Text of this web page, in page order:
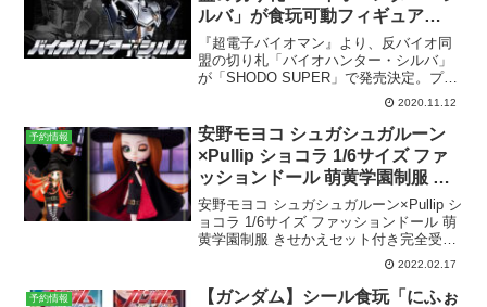
ルバ」が食玩可動フィギュア
「SHODO SUPER」から発売決
定。2021年4月発送予定。【プレ
ミアムバンダイ限定】
『超電子バイオマン』より、反バイオ同
盟の切り札「バイオハンター・シルバ」
が「SHODO SUPER」で発売決定。プレ
ミアムバンダイで予約受付受付中。プレ
ミアムバンダイ限定。SHODO SUPERに
バイオハンター・シルバが登場！SHODO
S...
2020.11.12
予約情報
安野モヨコ シュガシュガルーン
×Pullip ショコラ 1/6サイズ ファ
ッションドール 萌黄学園制服 き
せかえセット付き
安野モヨコ シュガシュガルーン×Pullip シ
ョコラ 1/6サイズ ファッションドール 萌
黄学園制服 きせかえセット付き完全受注
販売：3/15（火）正午12時まで子供の
頃、『シュガルン』を読んでくださって
いた、あなたに。『シュガルン』のシ...
2022.02.17
予約情報
【ガンダム】シール食玩「にふぉ